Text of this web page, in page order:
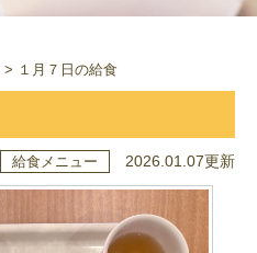
> １月７日の給食
給食メニュー 2026.01.07更新